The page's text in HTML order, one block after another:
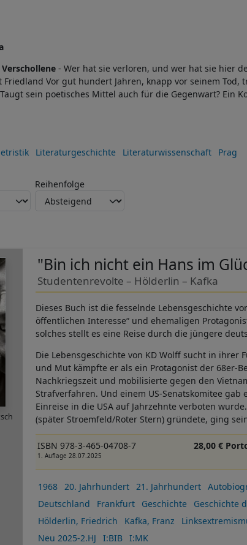
- Wer hat sie verloren, und wer hat sie hier
Vor gut hundert Jahren, knapp vor seinem
sein poetisches Mittel auch für die Gegenwart? Ein
Literaturgeschichte Literaturwissenschaft Prag
Reihenfolge
"Bin ich nicht ein Hans im
Studentenrevolte – Hölderlin – Kafka
Dieses Buch ist die fesselnde Lebensgeschichte
öffentlichen Interesse“ und ehemaligen
solches stellt es eine Reise durch die jüngere
Die Lebensgeschichte von KD Wolff sucht in ihrer
und Mut kämpfte er als ein Protagonist der 68er-
Nachkriegszeit und mobilisierte gegen den
Strafverfahren. Und einem US-Senatskomitee
Einreise in die USA auf Jahrzehnte verboten
(später Stroemfeld/Roter Stern) gründete, ging
ISBN 978-3-465-04708-7
1. Auflage 28.07.2025
28,00 €
1968 20. Jahrhundert 21. Jahrhundert
Deutschland
Frankfurt Geschichte
Geschichte
Hölderlin, Friedrich
Kafka, Franz
Neu 2025-2.HJ
I:BIB I:MK